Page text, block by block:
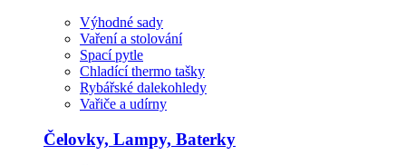
Výhodné sady
Vaření a stolování
Spací pytle
Chladící thermo tašky
Rybářské dalekohledy
Vařiče a udírny
Čelovky, Lampy, Baterky